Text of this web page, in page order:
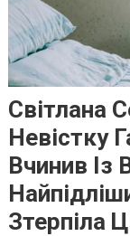
Світлана
Невістку
Вчинив
Зтерпіла